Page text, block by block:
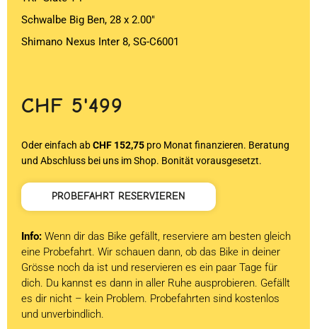
Schwalbe Big Ben, 28 x 2.00″
Shimano Nexus Inter 8, SG-C6001
CHF 5'499
Oder einfach abCHF 152,75 pro Monat finanzieren. Beratung
und Abschluss bei uns im Shop. Bonität vorausgesetzt.
PROBEFAHRT RESERVIEREN
Info: Wenn dir das Bike gefällt, reserviere am besten gleich
eine Probefahrt. Wir schauen dann, ob das Bike in deiner
Grösse noch da ist und reservieren es ein paar Tage für
dich. Du kannst es dann in aller Ruhe ausprobieren. Gefällt
es dir nicht – kein Problem. Probefahrten sind kostenlos
und unverbindlich.